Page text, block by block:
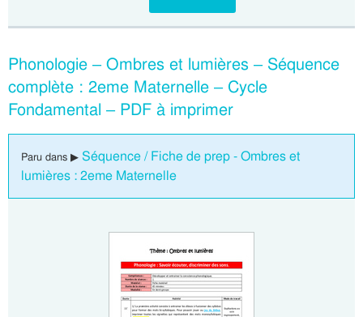
Phonologie – Ombres et lumières – Séquence
complète : 2eme Maternelle – Cycle
Fondamental – PDF à imprimer
Paru dans ▶ Séquence / Fiche de prep - Ombres et
lumières : 2eme Maternelle